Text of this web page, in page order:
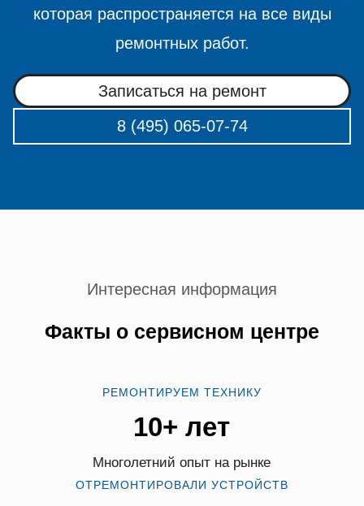
которая распространяется на все виды
ремонтных работ.
Записаться на ремонт
8 (495) 065-07-74
Интересная информация
Факты о сервисном центре
РЕМОНТИРУЕМ ТЕХНИКУ
10+ лет
Многолетний опыт на рынке
ОТРЕМОНТИРОВАЛИ УСТРОЙСТВ